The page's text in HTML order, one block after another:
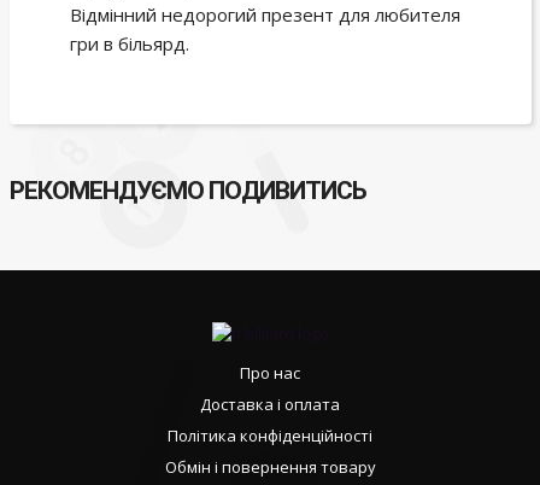
Відмінний недорогий презент для любителя
гри в більярд.
РЕКОМЕНДУЄМО ПОДИВИТИСЬ
Про нас
Доставка і оплата
Політика конфіденційності
Обмін і повернення товару